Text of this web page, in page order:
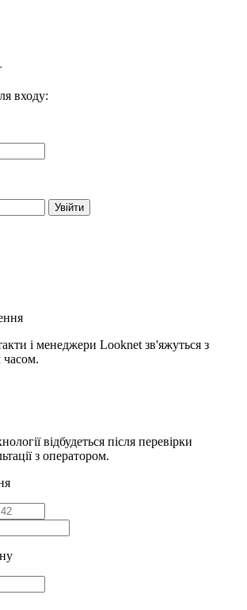
входу:
Увійти
і менеджери Looknet зв'яжуться з
відбудеться після перевірки
з оператором.